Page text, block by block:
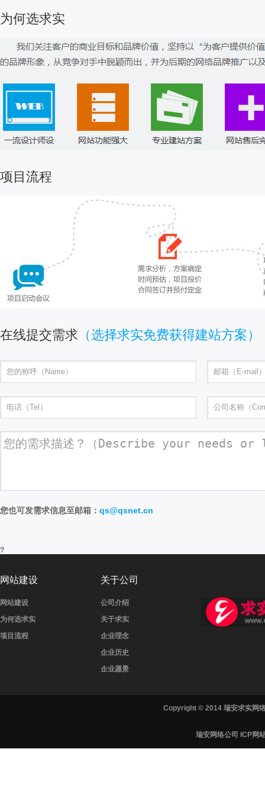
为何选求实
项目流程
在线提交需求 （选择求实免费获得建站方案）
您也可发需求信息至邮箱： qs@qsnet.cn
?
网站建设
网站建设
为何选求实
项目流程
关于公司
公司介绍
关于求实
企业理念
企业历史
企业愿景
Copyright © 2014 瑞安求实网
瑞安网络公司 ICP网